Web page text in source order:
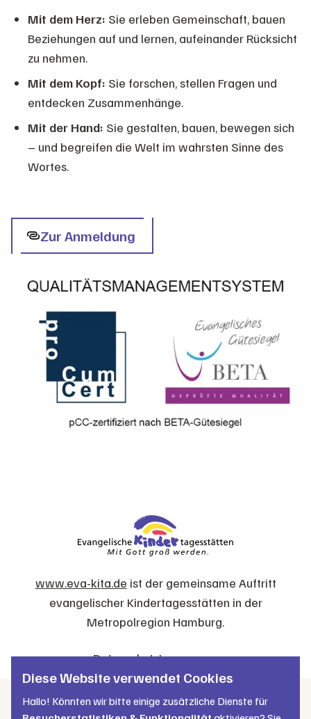
Mit dem Herz: Sie erleben Gemeinschaft, bauen
Beziehungen auf und lernen, aufeinander Rücksicht
zu nehmen.
Mit dem Kopf: Sie forschen, stellen Fragen und
entdecken Zusammenhänge.
Mit der Hand: Sie gestalten, bauen, bewegen sich
– und begreifen die Welt im wahrsten Sinne des
Wortes.
Zur Anmeldung
www.eva-kita.de ist der gemeinsame Auftritt
evangelischer Kindertagesstätten in der
Metropolregion Hamburg.
DatenschutzImpressum
Diese Website verwendet Cookies
Hallo! Könnten wir bitte einige zusätzliche Dienste für